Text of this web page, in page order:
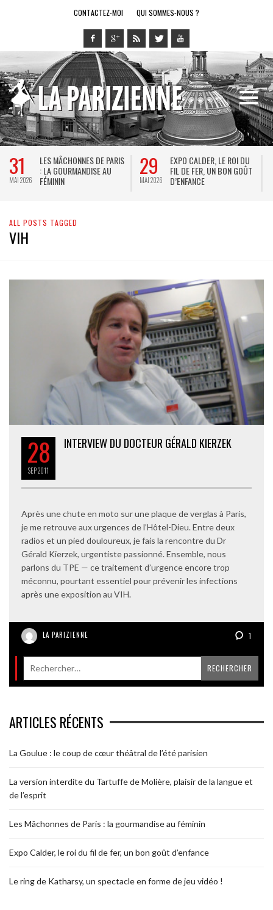
CONTACTEZ-MOI QUI SOMMES-NOUS ?
31
MAI 2026
LES MÂCHONNES DE PARIS
: LA GOURMANDISE AU
FÉMININ
29
MAI 2026
EXPO CALDER, LE ROI DU
FIL DE FER, UN BON GOÛT
D’ENFANCE
ALL POSTS TAGGED
VIH
28
SEP2011
INTERVIEW DU DOCTEUR GÉRALD KIERZEK
Après une chute en moto sur une plaque de verglas à Paris,
je me retrouve aux urgences de l’Hôtel-Dieu. Entre deux
radios et un pied douloureux, je fais la rencontre du Dr
Gérald Kierzek, urgentiste passionné. Ensemble, nous
parlons du TPE — ce traitement d’urgence encore trop
méconnu, pourtant essentiel pour prévenir les infections
après une exposition au VIH.
LA PARIZIENNE 1
ARTICLES RÉCENTS
La Goulue : le coup de cœur théâtral de l’été parisien
La version interdite du Tartuffe de Molière, plaisir de la langue et
de l’esprit
Les Mâchonnes de Paris : la gourmandise au féminin
Expo Calder, le roi du fil de fer, un bon goût d’enfance
Le ring de Katharsy, un spectacle en forme de jeu vidéo !